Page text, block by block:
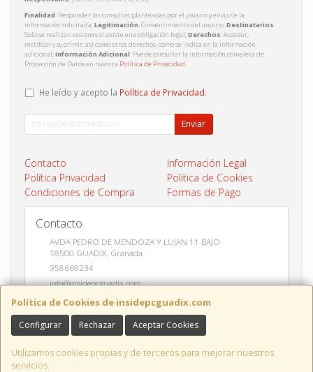
Política de Cookies de insidepcguadix.com
Configurar Rechazar Aceptar Cookies
Utilizamos cookies propias y de terceros para mejorar nuestros
servicios.
Finalidad: Responder las consultas planteadas por el usuario y enviarle la
información solicitada;Legitimación: Consentimiento del usuario;Destinatarios:
Solo se realizan cesiones si existe una obligación legal;Derechos: Acceder,
rectificar y suprimir, así como otros derechos, como se indica en la información
adicional;Información Adicional: Puede consultar la información completa de
Protección de Datos en nuestra Política de Privacidad.
He leído y acepto la Política de Privacidad.
Enviar
Contacto
Información Legal
Política Privacidad
Política de Cookies
Condiciones de Compra
Formas de Pago
Contacto
AVDA PEDRO DE MENDOZA Y LUJAN 11 BAJO
18500 GUADIX, Granada
958669234
info@insidepcguadix.com
Horario